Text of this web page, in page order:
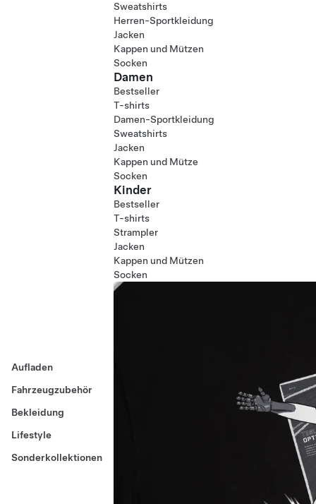
Aufladen
Fahrzeugzubehör
Bekleidung
Lifestyle
Sonderkollektionen
Sweatshirts
Herren-Sportkleidung
Jacken
Kappen und Mützen
Socken
Damen
Bestseller
T-shirts
Damen-Sportkleidung
Sweatshirts
Jacken
Kappen und Mütze
Socken
Kinder
Bestseller
T-shirts
Strampler
Jacken
Kappen und Mützen
Socken